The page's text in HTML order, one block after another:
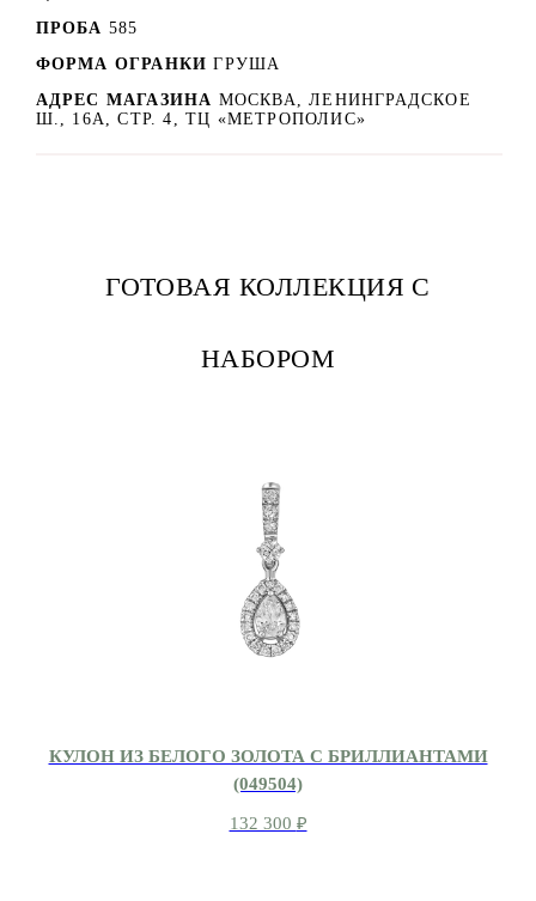
ПРОБА 585
ФОРМА ОГРАНКИ ГРУША
АДРЕС МАГАЗИНА МОСКВА, ЛЕНИНГРАДСКОЕ
Ш., 16А, СТР. 4, ТЦ «МЕТРОПОЛИС»
ГОТОВАЯ КОЛЛЕКЦИЯ С
НАБОРОМ
КУЛОН ИЗ БЕЛОГО ЗОЛОТА С БРИЛЛИАНТАМИ
(049504)
132 300 ₽